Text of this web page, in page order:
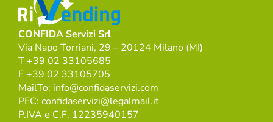
CONFIDA Servizi Srl
Via Napo Torriani, 29 – 20124 Milano (MI)
T +39 02 33105685
F +39 02 33105705
MailTo: info@confidaservizi.com
PEC: confidaservizi@legalmail.it
P.IVA e C.F. 12235940157